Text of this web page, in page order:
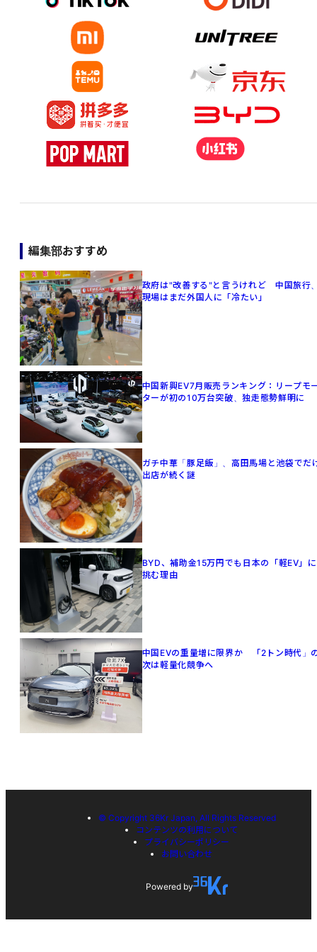
編集部おすすめ
政府は"改善する"と言うけれど 中国旅行
現場はまだ外国人に「冷たい」
中国新興EV7月販売ランキング：リープモ
ターが初の10万台突破、独走態勢鮮明に
ガチ中華「豚足飯」、高田馬場と池袋でだ
出店が続く謎
BYD、補助金15万円でも日本の「軽EV」に
挑む理由
中国EVの重量増に限界か 「2トン時代」
次は軽量化競争へ
© Copyright 36Kr Japan, All Rights Reserved
コンテンツの利用について
プライバシーポリシー
お問い合わせ
Powered by